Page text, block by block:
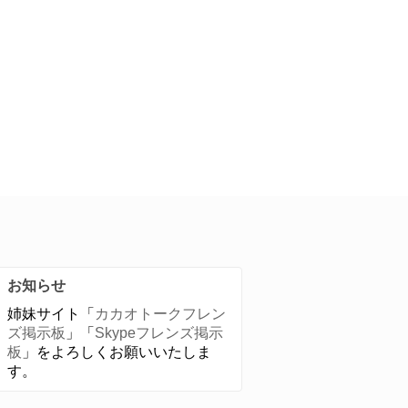
お知らせ
姉妹サイト「 カカオトークフレン
ズ掲示板 」「 Skypeフレンズ掲示
板 」をよろしくお願いいたしま
す。